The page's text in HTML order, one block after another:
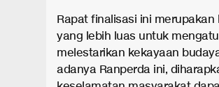
Rapat finalisasi ini
yang lebih luas untuk
melestarikan kekayaan
adanya Ranperda ini,